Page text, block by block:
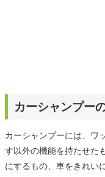
カーシャンプー
カーシャンプーには、ワ
す以外の機能を持たせた
にするもの、車をきれい